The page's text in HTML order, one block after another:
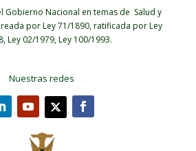
Gobierno Nacional en temas de Salud y
por Ley 71/1890, ratificada por Ley
Ley 02/1979, Ley 100/1993.
Nuestras redes